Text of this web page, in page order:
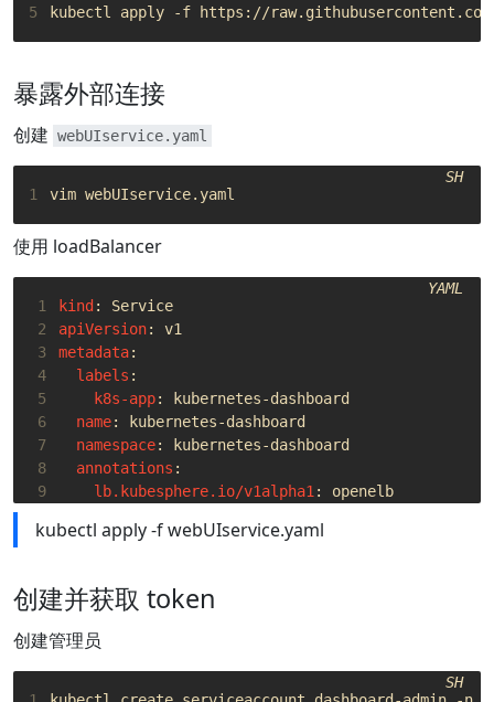
5
暴露外部连接
创建 webUIservice.yaml
1
SH
使用 loadBalancer
1 kind:
Service
2
apiVersion:
v1
3
metadata:
4
labels :
5
k8s-app:
kubernetes-dashboard
6
name:
kubernetes-dashboard
7
namespace:
kubernetes-dashboard
8
annotations :
9
lb.kubesphere.io/v1alpha1 :
openelb
11
eip.openelb.kubesphere.io/v1alpha2
13
ports:
14
- protocol:
TCP
15
16
17
selector:
YAML
kubectl apply -f webUIservice.yaml
创建并获取 token
创建管理员
SH